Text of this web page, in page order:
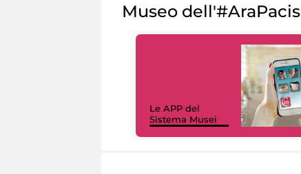
Museo dell'#AraPacis
Le APP del
Sistema Musei